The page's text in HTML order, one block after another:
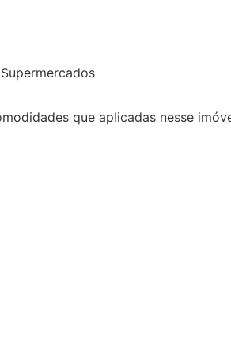
que aplicadas nesse